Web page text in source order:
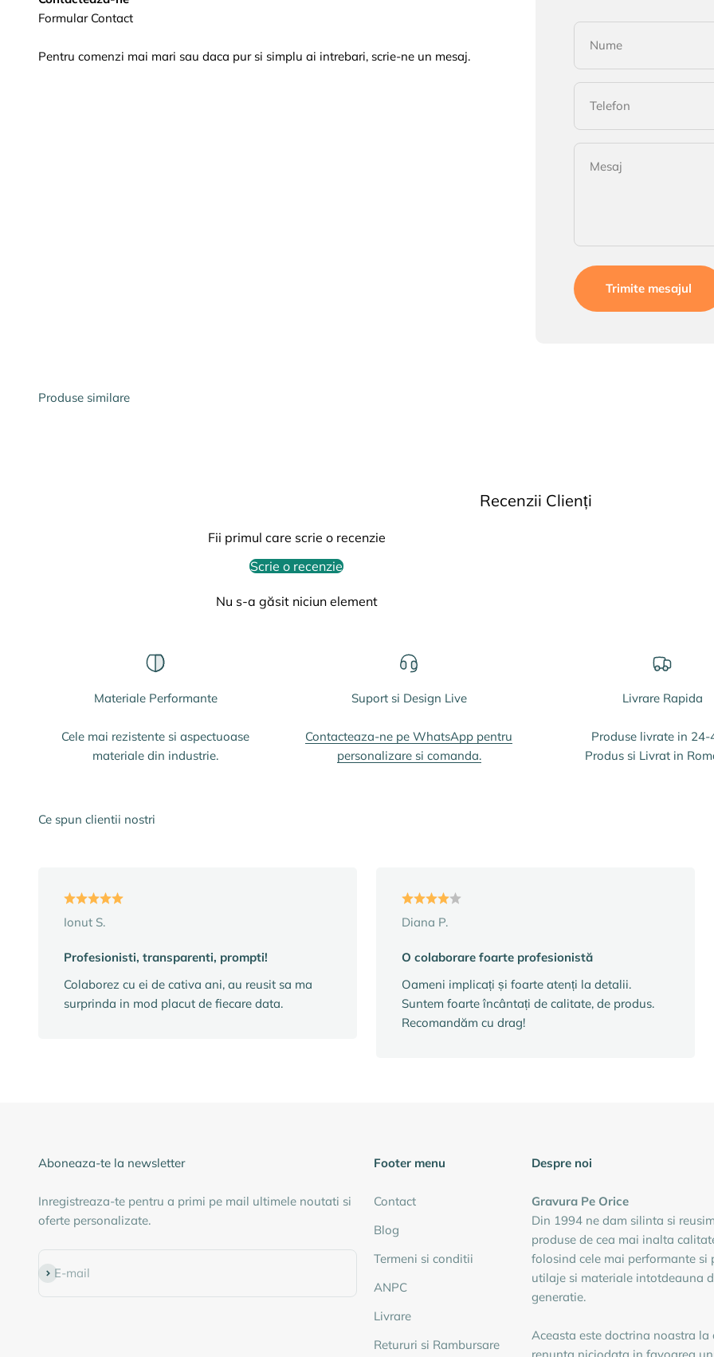
Formular Contact
Pentru comenzi mai mari sau daca pur si simplu ai intrebari, scrie-ne un mesaj.
Nume
Telefon
Mesaj
Trimite mesajul
Produse similare
Recenzii Clienți
Fii primul care scrie o recenzie
Scrie o recenzie
Nu s-a găsit niciun element
Materiale Performante
Cele mai rezistente si aspectuoase
materiale din industrie.
Suport si Design Live
Contacteaza-ne pe WhatsApp pentru
personalizare si comanda.
Livrare Rapida
Produse livrate in 24-
Produs si Livrat in
Ce spun clientii nostri
Ionut S.
Profesionisti, transparenti, prompti!
Colaborez cu ei de cativa ani, au reusit sa ma
surprinda in mod placut de fiecare data.
Diana P.
O colaborare foarte profesionistă
Oameni implicați și foarte atenți la detalii.
Suntem foarte încântați de calitate, de produs.
Recomandăm cu drag!
Aboneaza-te la newsletter
Inregistreaza-te pentru a primi pe mail ultimele noutati si
oferte personalizate.
E-mail
Abonează-te
Footer menu
Contact
Blog
Termeni si conditii
ANPC
Livrare
Retururi si Rambursare
Despre noi
Gravura Pe Orice
Din 1994 ne dam silinta si
produse de cea mai inalta
folosind cele mai performante si
utilaje si materiale intotdeauna
generatie.
Aceasta este doctrina noastra la